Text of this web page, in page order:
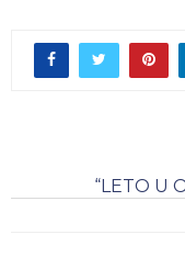
“LETO U